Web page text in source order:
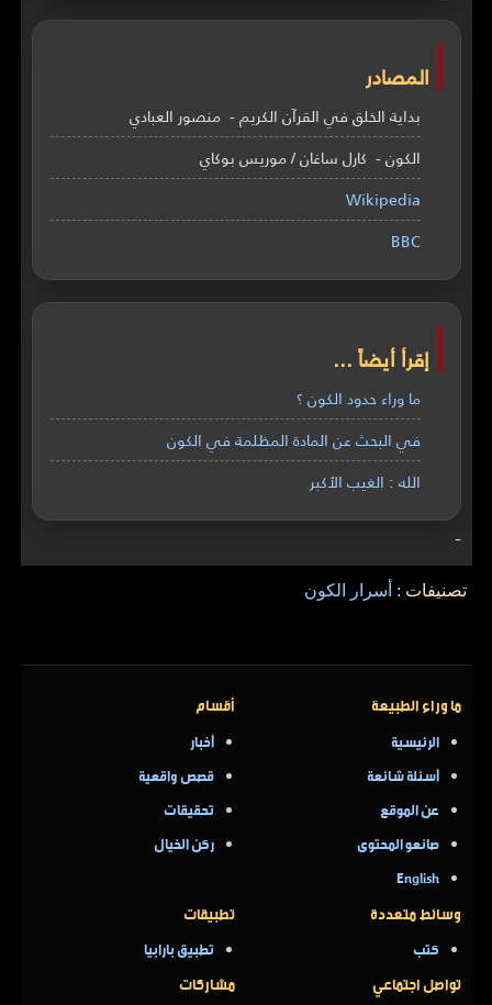
المصادر
بداية الخلق في القرآن الكريم - منصور العبادي
الكون - كارل ساغان / موريس بوكاي
Wikipedia
BBC
إقرأ أيضاً ...
ما وراء حدود الكون ؟
في البحث عن المادة المظلمة في الكون
الله : الغيب الأكبر
-
تصنيفات : أسرار الكون
ما وراء الطبيعة
الرئيسية
أسئلة شائعة
عن الموقع
صانعو المحتوى
English
أقسام
أخبار
قصص واقعية
تحقيقات
ركن الخيال
وسائط متعددة
كتب
تطبيقات
تطبيق بارابيا
تواصل اجتماعي مشاركات